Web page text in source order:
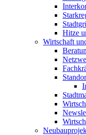
Hitze
Wirtschaft